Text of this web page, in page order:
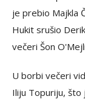
je prebio Majkla
Hukit srušio
večeri Šon
U borbi večeri
Iliju Topuriju, što